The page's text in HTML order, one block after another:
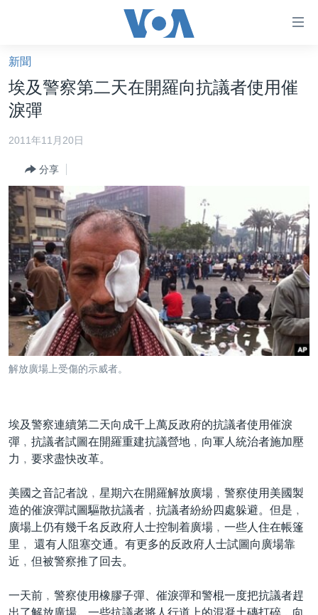
礙
鏈
接
跳
轉
容
跳
到
導
航
到
檢
美國大選2024
美中關係
海外港人
新聞自由
揭謊頻道
美國
中國
國際
經貿
VOA 60秒 (國際)
美國專訊
視頻存檔
YOUTUBE頻道
時事經緯
新聞音頻
海外港人
港人港心
美國透視
建國史話
廣播節目表
國語
其他語言網站
新聞
埃及警察第二天在開羅向抗議者使用催
淚彈
2011年11月20日
分享
解放廣場上受傷的示威者。
埃及警察連續第二天向成千上萬反政府的抗議者使用催淚
彈﹐抗議者試圖在開羅重建抗議營地﹐向軍人統治者施加壓
力﹐要求盡快改革。
美國之音記者說﹐星期六在開羅解放廣場﹐警察使用美國製
造的催淚彈試圖驅散抗議者﹐抗議者紛紛四處躲避。但是﹐
廣場上仍有幾千名反政府人士控制着廣場﹐一些人住在帳篷
里﹐ 還有人阻塞交通。有更多的反政府人士試圖向廣場靠
近﹐但被警察推了回去。
一天前﹐警察使用橡膠子彈、催淚彈和警棍一度把抗議者趕
出了解放廣場。一些抗議者將人行道上的混凝土磚打碎﹐向